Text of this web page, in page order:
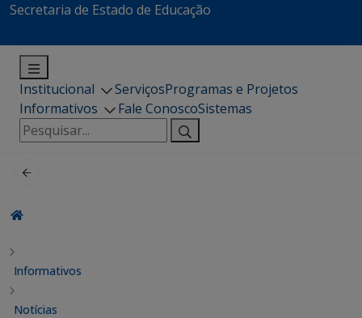
Secretaria de Estado de Educação
Institucional ServiçosProgramas e Projetos
Informativos
Fale ConoscoSistemas
Pesquisar
por:
Informativos
Notícias